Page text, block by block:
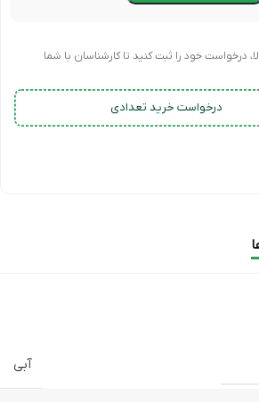
درخواست خود را ثبت کنید تا کارشناسان با شما
درخواست خرید تعدادی
آبی